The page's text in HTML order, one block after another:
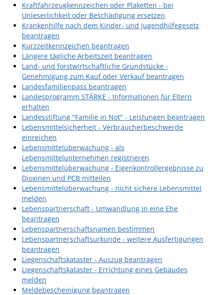
Kraftfahrzeugkennzeichen oder Plaketten - bei
Unleserlichkeit oder Beschädigung ersetzen
Krankenhilfe nach dem Kinder- und Jugendhilfegesetz
beantragen
Kurzzeitkennzeichen beantragen
Längere tägliche Arbeitszeit beantragen
Land- und forstwirtschaftliche Grundstücke -
Genehmigung zum Kauf oder Verkauf beantragen
Landesfamilienpass beantragen
Landesprogramm STÄRKE - Informationen für Eltern
erhalten
Landesstiftung "Familie in Not" - Leistungen beantragen
Lebensmittelsicherheit - Verbraucherbeschwerde
einreichen
Lebensmittelüberwachung - als
Lebensmittelunternehmen registrieren
Lebensmittelüberwachung - Eigenkontrollergebnisse zu
Dioxinen und PCB mitteilen
Lebensmittelüberwachung - nicht sichere Lebensmittel
melden
Lebenspartnerschaft - Umwandlung in eine Ehe
beantragen
Lebenspartnerschaftsnamen bestimmen
Lebenspartnerschaftsurkunde - weitere Ausfertigungen
beantragen
Liegenschaftskataster - Auszug beantragen
Liegenschaftskataster - Errichtung eines Gebäudes
melden
Meldebescheinigung beantragen